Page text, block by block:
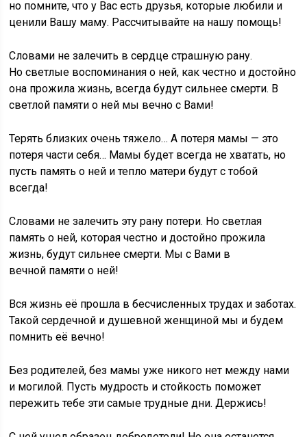
но помните, что у Вас есть друзья, которые любили и
ценили Вашу маму. Рассчитывайте на нашу помощь!
Словами не залечить в сердце страшную рану.
Но светлые воспоминания о ней, как честно и достойно
она прожила жизнь, всегда будут сильнее смерти. В
светлой памяти о ней мы вечно с Вами!
Терять близких очень тяжело… А потеря мамы — это
потеря части себя… Мамы будет всегда не хватать, но
пусть память о ней и тепло матери будут с тобой
всегда!
Словами не залечить эту рану потери. Но светлая
память о ней, которая честно и достойно прожила
жизнь, будут сильнее смерти. Мы с Вами в
вечной памяти о ней!
Вся жизнь её прошла в бесчисленных трудах и заботах.
Такой сердечной и душевной женщиной мы и будем
помнить её вечно!
Без родителей, без мамы уже никого нет между нами
и могилой. Пусть мудрость и стойкость поможет
пережить тебе эти самые трудные дни. Держись!